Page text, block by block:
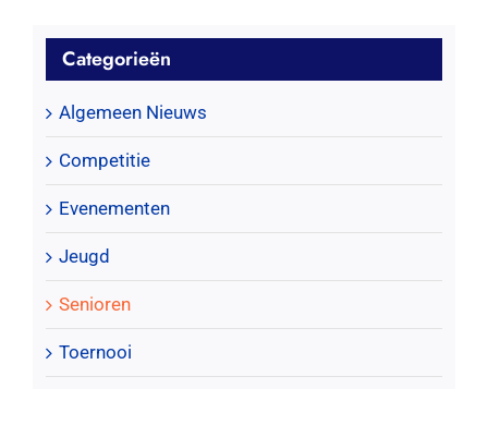
Categorieën
Algemeen Nieuws
Competitie
Evenementen
Jeugd
Senioren
Toernooi